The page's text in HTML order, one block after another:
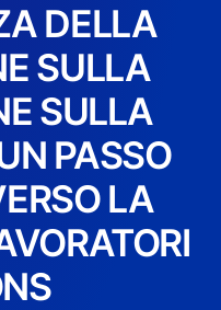
DELLA
SULLA
SULLA
PASSO
LA